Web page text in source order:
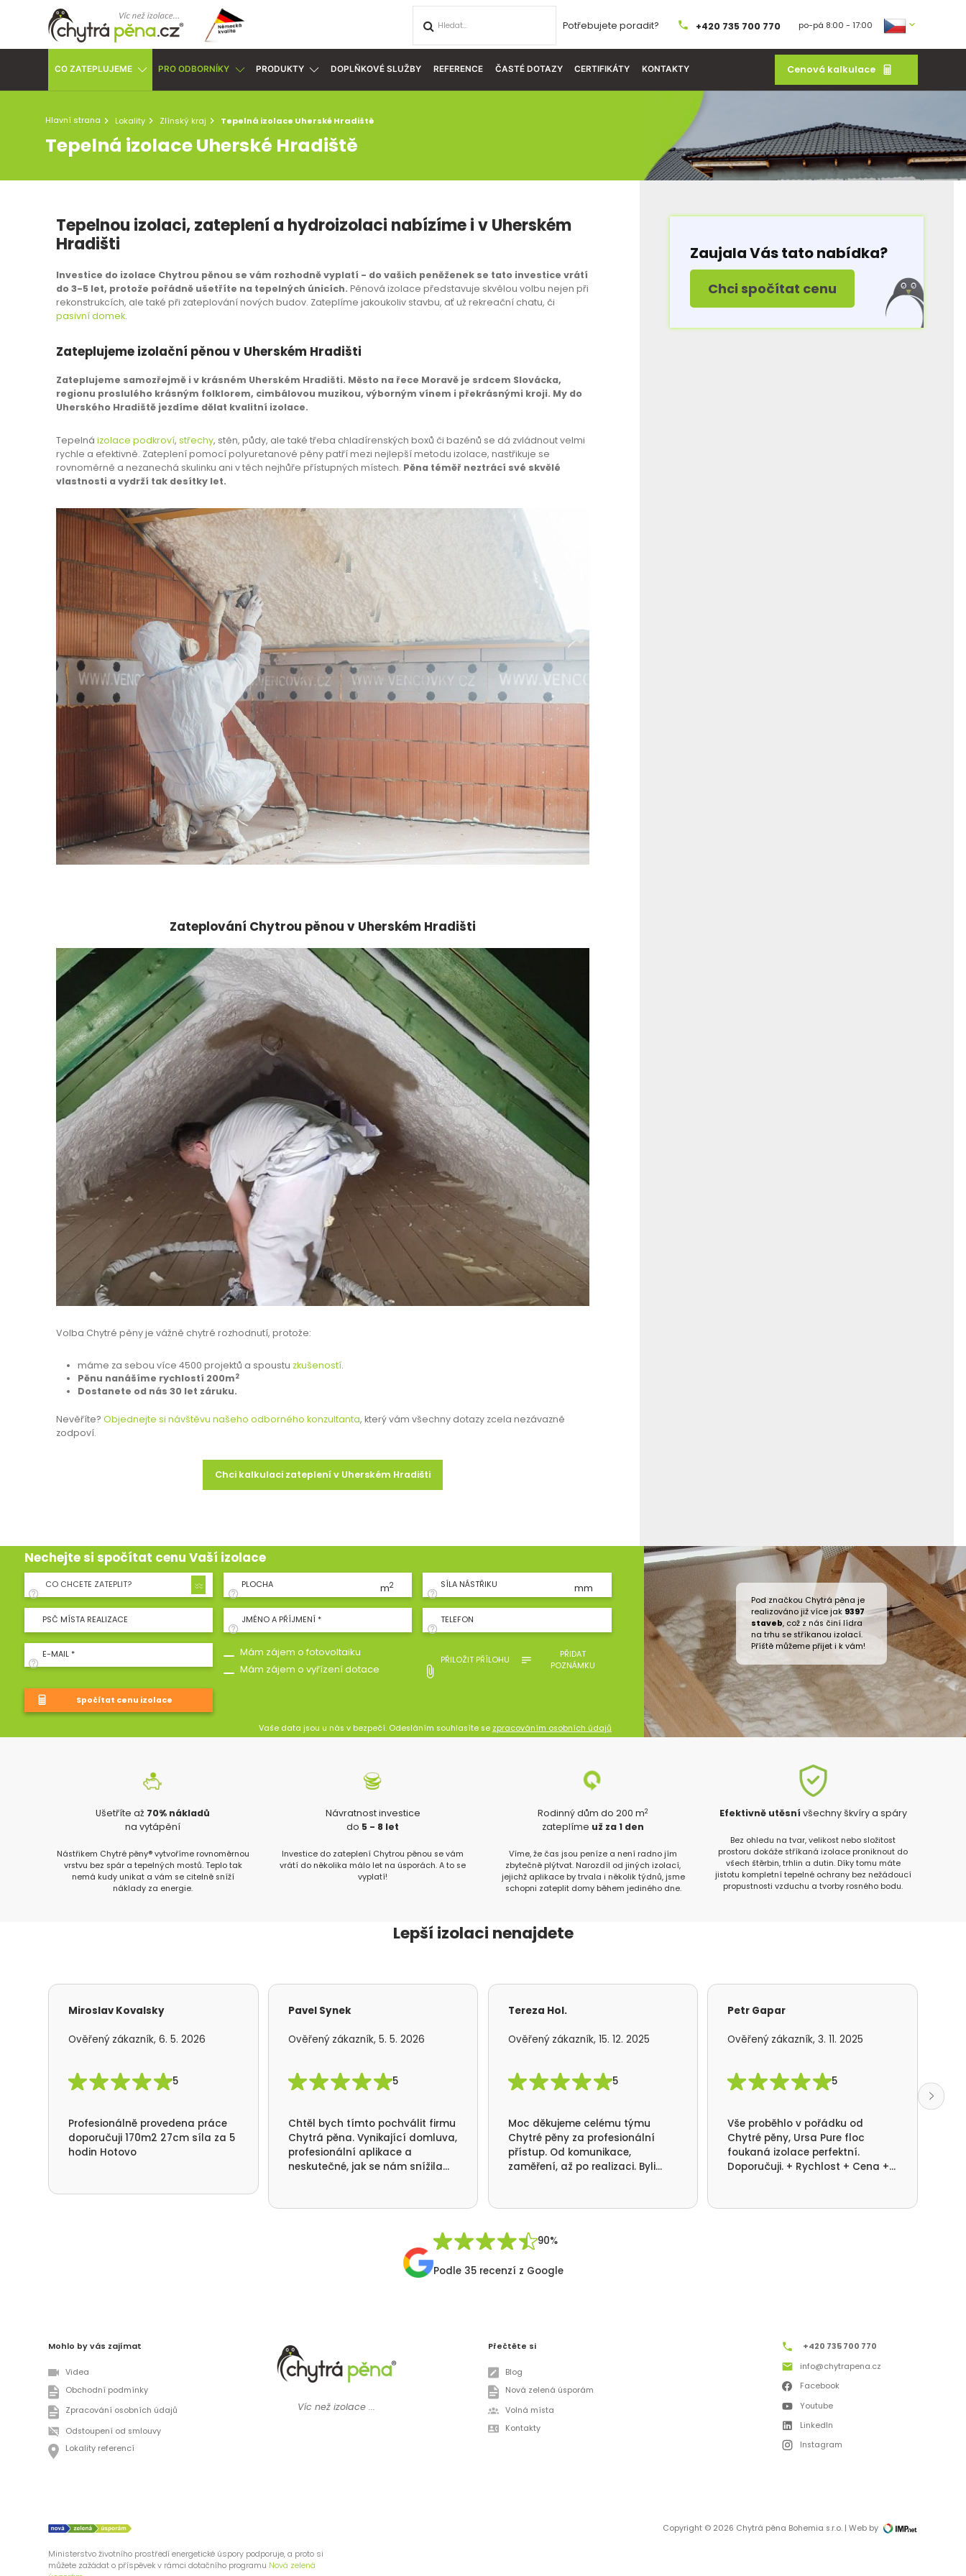
Potřebujete poradit? +420 735 700 770 po-pá 8:00 - 17:00
CO ZATEPLUJEME PRO ODBORNÍKY PRODUKTY DOPLŇKOVÉ SLUŽBY REFERENCE ČASTÉ DOTAZY CERTIFIKÁTY KONTAKTY Cenová kalkulace
Hlavní strana Lokality Zlínský kraj Tepelná izolace Uherské Hradiště
Tepelná izolace Uherské Hradiště
Tepelnou izolaci, zateplení a hydroizolaci nabízíme i v Uherském
Hradišti
Investice do izolace Chytrou pěnou se vám rozhodně vyplatí - do vašich peněženek se tato investice vrátí
do 3-5 let, protože pořádně ušetříte na tepelných únicích. Pěnová izolace představuje skvělou volbu nejen při
rekonstrukcích, ale také při zateplování nových budov. Zateplíme jakoukoliv stavbu, ať už rekreační chatu, či
pasivní domek.
Zateplujeme izolační pěnou v Uherském Hradišti
Zateplujeme samozřejmě i v krásném Uherském Hradišti. Město na řece Moravě je srdcem Slovácka,
regionu proslulého krásným folklorem, cimbálovou muzikou, výborným vínem i překrásnými kroji. My do
Uherského Hradiště jezdíme dělat kvalitní izolace.
Tepelná izolace podkroví, střechy, stěn, půdy, ale také třeba chladírenských boxů či bazénů se dá zvládnout velmi
rychle a efektivně. Zateplení pomocí polyuretanové pěny patří mezi nejlepší metodu izolace, nastřikuje se
rovnoměrně a nezanechá skulinku ani v těch nejhůře přístupných místech. Pěna téměř neztrácí své skvělé
vlastnosti a vydrží tak desítky let.
Zateplování Chytrou pěnou v Uherském Hradišti
Volba Chytré pěny je vážně chytré rozhodnutí, protože:
máme za sebou více 4500 projektů a spoustu zkušeností.
Pěnu nanášíme rychlostí 200m2
Dostanete od nás 30 let záruku.
Nevěříte? Objednejte si návštěvu našeho odborného konzultanta, který vám všechny dotazy zcela nezávazně
zodpoví.
Chci kalkulaci zateplení v Uherském Hradišti
Zaujala Vás tato nabídka?
Chci spočítat cenu
Nechejte si spočítat cenu Vaší izolace
CO CHCETE ZATEPLIT? PLOCHA m2 SÍLA NÁSTŘIKU mm
PSČ MÍSTA REALIZACE JMÉNO A PŘÍJMENÍ * TELEFON
E-MAIL *
Mám zájem o fotovoltaiku
Mám zájem o vyřízení dotace
PŘILOŽIT PŘÍLOHU
PŘIDAT
POZNÁMKU
Vaše data jsou u nás v bezpečí. Odesláním souhlasíte se zpracováním osobních údajů
Pod značkou Chytrá pěna je
realizováno již více jak 9397
staveb, což z nás činí lídra
na trhu se stříkanou izolací.
Příště můžeme přijet i k vám!
Ušetříte až 70% nákladů
na vytápění
Nástřikem Chytré pěny® vytvoříme rovnoměrnou
vrstvu bez spár a tepelných mostů. Teplo tak
nemá kudy unikat a vám se citelně sníží
náklady za energie.
Návratnost investice
do 5 - 8 let
Investice do zateplení Chytrou pěnou se vám
vrátí do několika málo let na úsporách. A to se
vyplatí!
Rodinný dům do 200 m2
zateplíme už za 1 den
Víme, že čas jsou peníze a není radno jím
zbytečně plýtvat. Narozdíl od jiných izolací,
jejichž aplikace by trvala i několik týdnů, jsme
schopni zateplit domy během jediného dne.
Efektivně utěsní všechny škvíry a spáry
Bez ohledu na tvar, velikost nebo složitost
prostoru dokáže stříkaná izolace proniknout do
všech štěrbin, trhlin a dutin. Díky tomu máte
jistotu kompletní tepelné ochrany bez nežádoucí
propustnosti vzduchu a tvorby rosného bodu.
Lepší izolaci nenajdete
Miroslav Kovalsky
Ověřený zákazník, 6. 5. 2026
5
Profesionálně provedena práce
doporučuji 170m2 27cm síla za 5
hodin Hotovo
Pavel Synek
Ověřený zákazník, 5. 5. 2026
5
Chtěl bych tímto pochválit firmu
Chytrá pěna. Vynikající domluva,
profesionální aplikace a
neskutečné, jak se nám snížila
děkujeme za realizaci a přátelský
Tereza Hol.
Ověřený zákazník, 15. 12. 2025
5
Moc děkujeme celému týmu
Chytré pěny za profesionální
přístup. Od komunikace,
zaměření, až po realizaci. Byli
Petr Gapar
Ověřený zákazník, 3. 11. 2025
5
Vše proběhlo v pořádku od
Chytré pěny, Ursa Pure floc
foukaná izolace perfektní.
Doporučuji. + Rychlost + Cena +
90%
Podle 35 recenzí z Google
Mohlo by vás zajímat
Videa
Obchodní podmínky
Zpracování osobních údajů
Odstoupení od smlouvy
Lokality referencí
Víc než izolace ...
Přečtěte si
Blog
Nová zelená úsporám
Volná místa
Kontakty
+420 735 700 770
info@chytrapena.cz
Facebook
Youtube
LinkedIn
Instagram
Ministerstvo životního prostředí energetické úspory podporuje, a proto si
můžete zažádat o příspěvek v rámci dotačního programu Nová zelená
Copyright © 2026 Chytrá pěna Bohemia s.r.o. | Web by